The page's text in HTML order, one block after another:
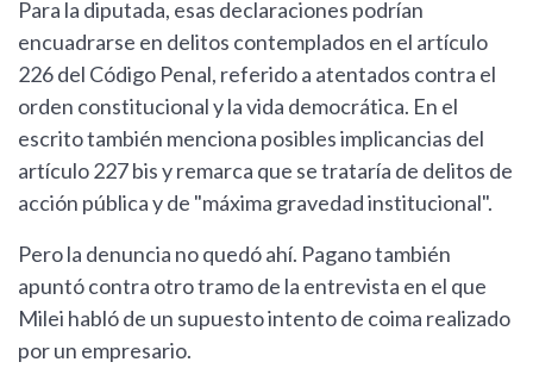
Para la diputada, esas declaraciones podrían
encuadrarse en delitos contemplados en el artículo
226 del Código Penal, referido a atentados contra el
orden constitucional y la vida democrática. En el
escrito también menciona posibles implicancias del
artículo 227 bis y remarca que se trataría de delitos de
acción pública y de "máxima gravedad institucional".
Pero la denuncia no quedó ahí. Pagano también
apuntó contra otro tramo de la entrevista en el que
Milei habló de un supuesto intento de coima realizado
por un empresario.